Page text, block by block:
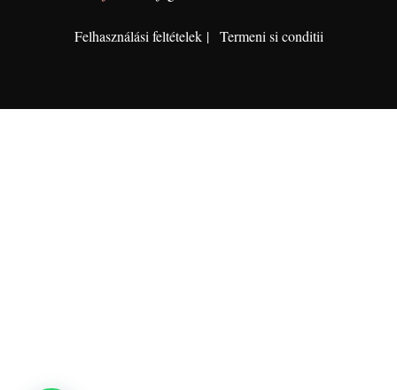
Felhasználási feltételek Termeni si conditii